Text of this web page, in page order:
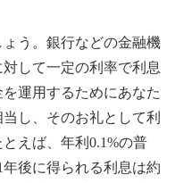
う。銀行などの金融機
して一定の利率で利息
運用するためにあなた
し、そのお礼として利
えば、年利0.1%の普
後に得られる利息は約